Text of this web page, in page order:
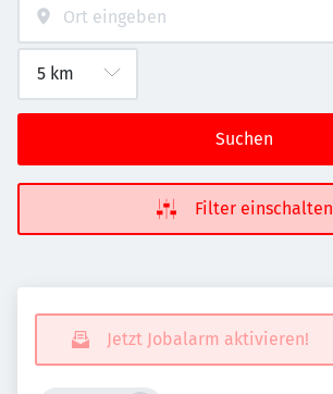
Suchen
Filter einschalten
Jetzt Jobalarm aktivieren!